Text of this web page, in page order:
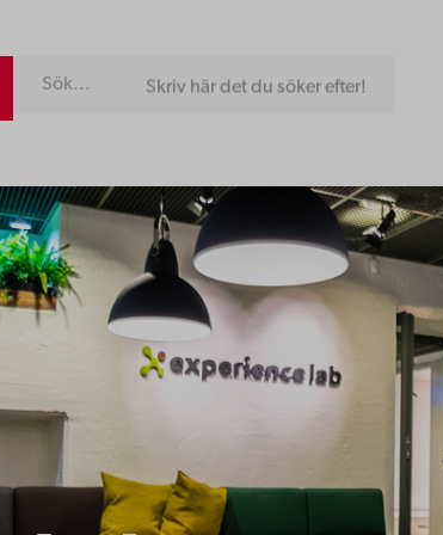
Skriv här det du söker efter!